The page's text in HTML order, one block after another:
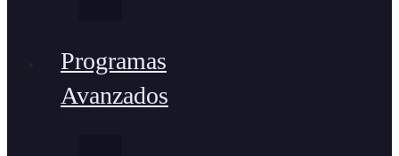
Programas
Avanzados